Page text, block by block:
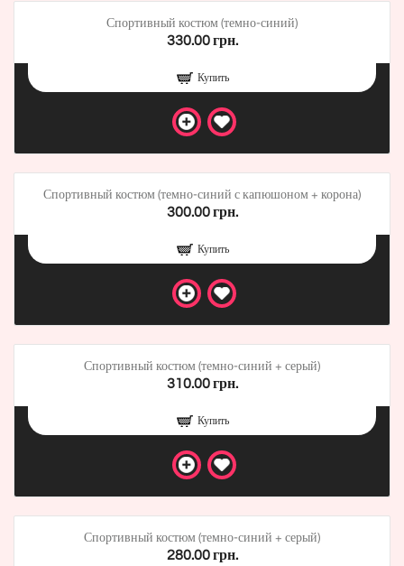
Спортивный костюм (темно-синий)
330.00 грн.
Купить
Спортивный костюм (темно-синий с капюшоном + корона)
300.00 грн.
Купить
Спортивный костюм (темно-синий + серый)
310.00 грн.
Купить
Спортивный костюм (темно-синий + серый)
280.00 грн.